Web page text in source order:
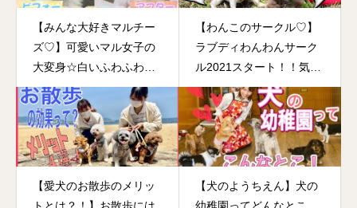
【みんな大好きマルチー
ズ♡】可愛いマル女子の
大変身☆白いふわふわは
癒しレベル最強！！
【わんこのサークル♡】
ラブディわんわんサーク
ル2021スタート！！気軽
に参加できる楽しいサー
クル作りました♡
【愛犬のお散歩のメリッ
【犬のようちえん】犬の